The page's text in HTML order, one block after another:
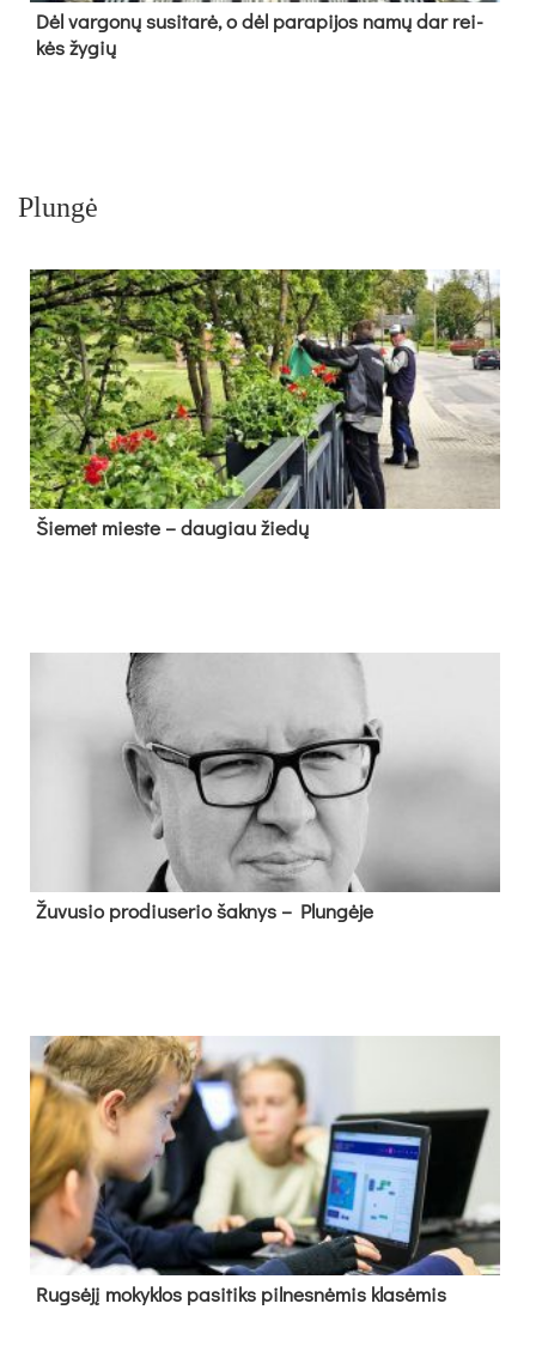
Dėl var­go­nų su­si­ta­rė, o dėl pa­ra­pi­jos na­mų dar rei­
kės žy­gių
Plungė
Šie­met mies­te – dau­giau žie­dų
Žu­vu­sio pro­diu­se­rio šak­nys – Plun­gė­je
Rug­sė­jį mo­kyk­los pa­si­tiks pil­nes­nė­mis kla­sė­mis